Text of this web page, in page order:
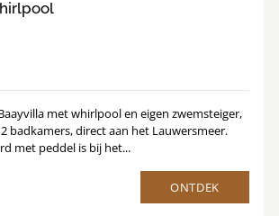
met whirlpool en eigen zwemsteiger,
badkamers, direct aan het Lauwersmeer.
met peddel is bij het...
ONTDEK
9.3